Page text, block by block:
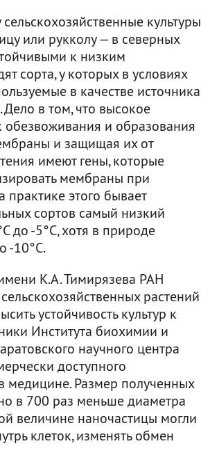
культуры
или рукколу — в северных
к низким
сорта, у которых в условиях
в качестве источника
в том, что высокое
обезвоживания и образования
и защищая их от
имеют гены, которые
мембраны при
этого бывает
сортов самый низкий
до -5°С, хотя в природе
-10°С.
К.А. Тимирязева РАН
растений
устойчивость культур к
Института биохимии и
научного центра
доступного
медицине. Размер полученных
в 700 раз меньше диаметра
величине наночастицы могли
клеток, изменять обмен